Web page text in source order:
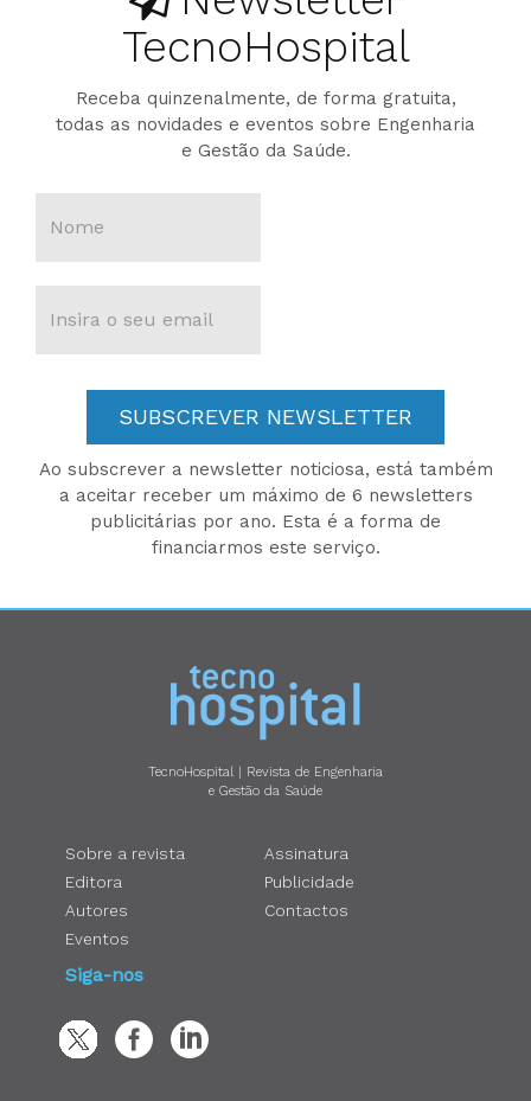
TecnoHospital
Receba quinzenalmente, de forma gratuita,
todas as novidades e eventos sobre Engenharia
e Gestão da Saúde.
SUBSCREVER NEWSLETTER
Ao subscrever a newsletter noticiosa, está também
a aceitar receber um máximo de 6 newsletters
publicitárias por ano. Esta é a forma de
financiarmos este serviço.
TecnoHospital | Revista de Engenharia
e Gestão da Saúde
Sobre a revista
Editora
Autores
Eventos
Assinatura
Publicidade
Contactos
Siga-nos